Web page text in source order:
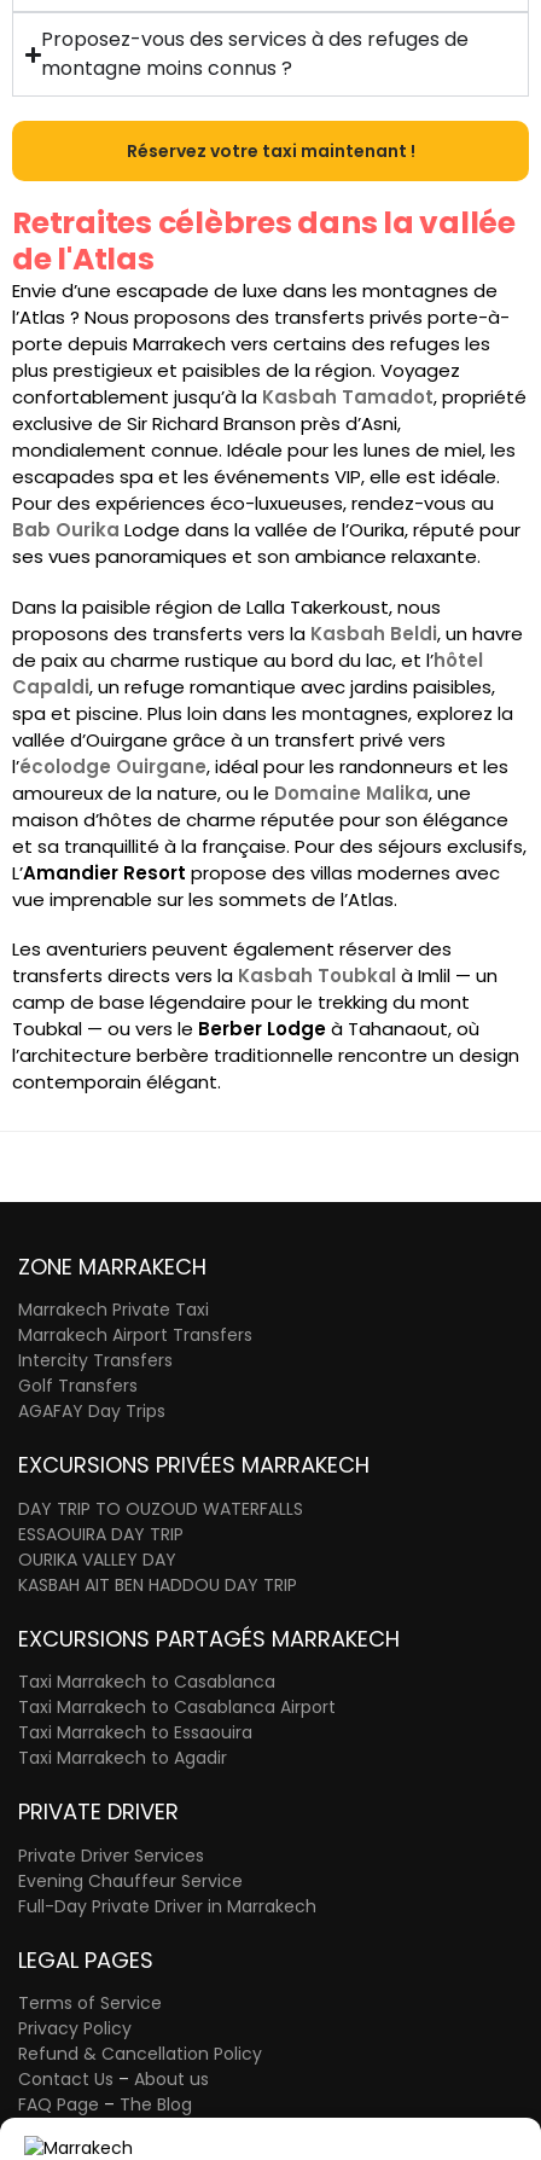
Proposez-vous des services à des refuges de
montagne moins connus ?
Réservez votre taxi maintenant !
Retraites célèbres dans la vallée
de l'Atlas
Envie d’une escapade de luxe dans les montagnes de
l’Atlas ? Nous proposons des transferts privés porte-à-
porte depuis Marrakech vers certains des refuges les
plus prestigieux et paisibles de la région. Voyagez
confortablement jusqu’à la Kasbah Tamadot, propriété
exclusive de Sir Richard Branson près d’Asni,
mondialement connue. Idéale pour les lunes de miel, les
escapades spa et les événements VIP, elle est idéale.
Pour des expériences éco-luxueuses, rendez-vous au
Bab Ourika Lodge dans la vallée de l’Ourika, réputé pour
ses vues panoramiques et son ambiance relaxante.
Dans la paisible région de Lalla Takerkoust, nous
proposons des transferts vers la Kasbah Beldi, un havre
de paix au charme rustique au bord du lac, et l’hôtel
Capaldi, un refuge romantique avec jardins paisibles,
spa et piscine. Plus loin dans les montagnes, explorez la
vallée d’Ouirgane grâce à un transfert privé vers
l’écolodge Ouirgane, idéal pour les randonneurs et les
amoureux de la nature, ou le Domaine Malika, une
maison d’hôtes de charme réputée pour son élégance
et sa tranquillité à la française. Pour des séjours exclusifs,
L’Amandier Resort propose des villas modernes avec
vue imprenable sur les sommets de l’Atlas.
Les aventuriers peuvent également réserver des
transferts directs vers la Kasbah Toubkal à Imlil — un
camp de base légendaire pour le trekking du mont
Toubkal — ou vers le Berber Lodgeà Tahanaout, où
l’architecture berbère traditionnelle rencontre un design
contemporain élégant.
ZONE MARRAKECH
Marrakech Private Taxi
Marrakech Airport Transfers
Intercity Transfers
Golf Transfers
AGAFAY Day Trips
EXCURSIONS PRIVÉES MARRAKECH
DAY TRIP TO OUZOUD WATERFALLS
ESSAOUIRA DAY TRIP
OURIKA VALLEY DAY
KASBAH AIT BEN HADDOU DAY TRIP
EXCURSIONS PARTAGÉS MARRAKECH
Taxi Marrakech to Casablanca
Taxi Marrakech to Casablanca Airport
Taxi Marrakech to Essaouira
Taxi Marrakech to Agadir
PRIVATE DRIVER
Private Driver Services
Evening Chauffeur Service
Full-Day Private Driver in Marrakech
LEGAL PAGES
Terms of Service
Privacy Policy
Refund & Cancellation Policy
Contact Us – About us
FAQ Page – The Blog
A proud member of the Atlas Wings Group.